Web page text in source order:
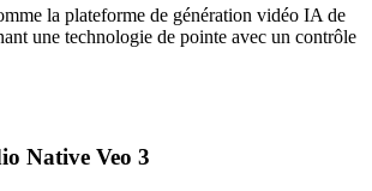
la plateforme de génération vidéo IA de
une technologie de pointe avec un contrôle
Native Veo 3